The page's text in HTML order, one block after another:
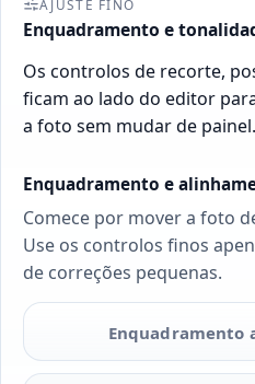
AJUSTE FINO
Enquadramento e
Os controlos de recorte,
ficam ao lado do editor
a foto sem mudar de painel.
Enquadramento e
Comece por mover a foto
Use os controlos finos
de correções pequenas.
Enquadramento